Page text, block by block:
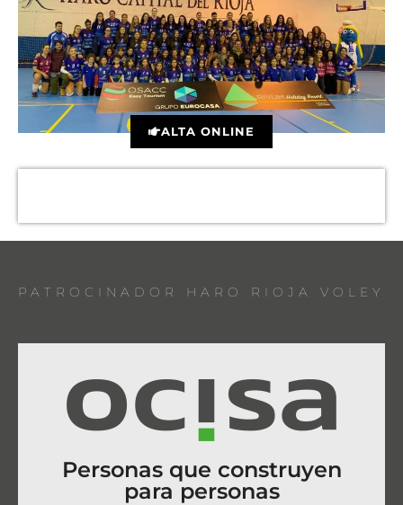
ALTA ONLINE
PATROCINADOR HARO RIOJA VOLEY
Personas que construyen
para personas